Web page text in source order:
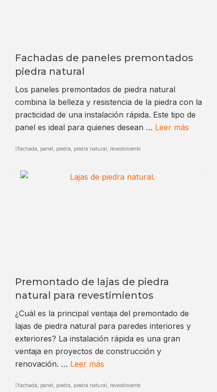
Fachadas de paneles premontados
piedra natural
Los paneles premontados de piedra natural
combina la belleza y resistencia de la piedra con la
practicidad de una instalación rápida. Este tipo de
panel es ideal para quienes desean … Leer más
fachada panel piedra piedra natural revestimiento
Premontado de lajas de piedra
natural para revestimientos
¿Cuál es la principal ventaja del premontado de
lajas de piedra natural para paredes interiores y
exteriores? La instalación rápida es una gran
ventaja en proyectos de construcción y
renovación. … Leer más
fachada panel piedra piedra natural revestimiento